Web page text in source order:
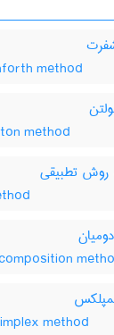
method
method
روش تطبیقی
method